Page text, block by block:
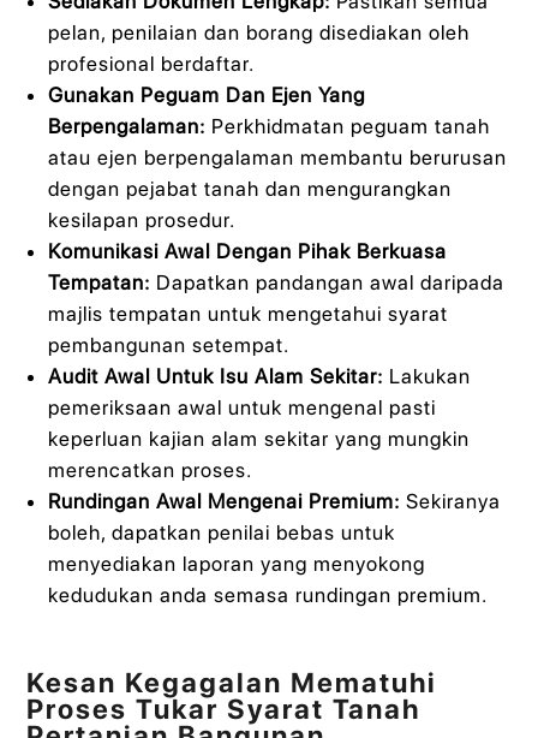
pelan, penilaian dan borang disediakan oleh
profesional berdaftar.
Gunakan Peguam Dan Ejen Yang
Berpengalaman: Perkhidmatan peguam tanah
atau ejen berpengalaman membantu berurusan
dengan pejabat tanah dan mengurangkan
kesilapan prosedur.
Komunikasi Awal Dengan Pihak Berkuasa
Tempatan: Dapatkan pandangan awal daripada
majlis tempatan untuk mengetahui syarat
pembangunan setempat.
Audit Awal Untuk Isu Alam Sekitar: Lakukan
pemeriksaan awal untuk mengenal pasti
keperluan kajian alam sekitar yang mungkin
merencatkan proses.
Rundingan Awal Mengenai Premium: Sekiranya
boleh, dapatkan penilai bebas untuk
menyediakan laporan yang menyokong
kedudukan anda semasa rundingan premium.
Kesan Kegagalan Mematuhi
Proses Tukar Syarat Tanah